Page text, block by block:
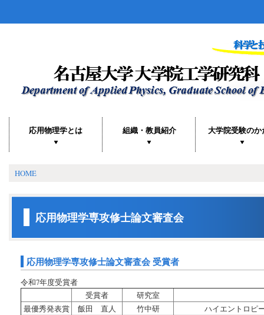
応用物理学とは 組織・教員紹介 大学院受験のか
HOME
応用物理学専攻修士論文審査会
応用物理学専攻修士論文審査会 受賞者
令和7年度受賞者
受賞者
研究室
最優秀発表賞
飯田 直人 竹中研
ハイエントロピ